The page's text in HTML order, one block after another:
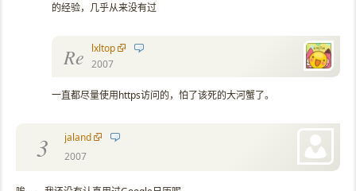
的经验，几乎从来没有过
Re
lxltop
2007
一直都尽量使用https访问的，怕了该死的大河蟹了。
3
jaland
2007